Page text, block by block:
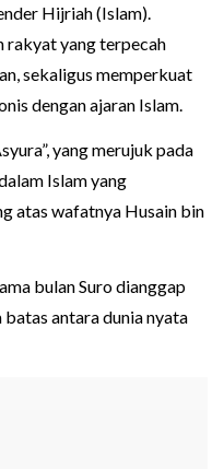
Hijriah (Islam).
rakyat yang terpecah
sekaligus memperkuat
dengan ajaran Islam.
yang merujuk pada
Islam yang
atas wafatnya Husain bin
bulan Suro dianggap
antara dunia nyata